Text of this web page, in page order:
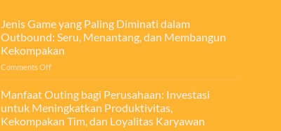
Jenis Game yang Paling Diminati dalam
Outbound: Seru, Menantang, dan Membangun
Kekompakan
Comments Offon
Game
yang
Paling
Diminati
Manfaat Outing bagi Perusahaan: Investasi
untuk Meningkatkan Produktivitas,
Kekompakan Tim, dan Loyalitas Karyawan